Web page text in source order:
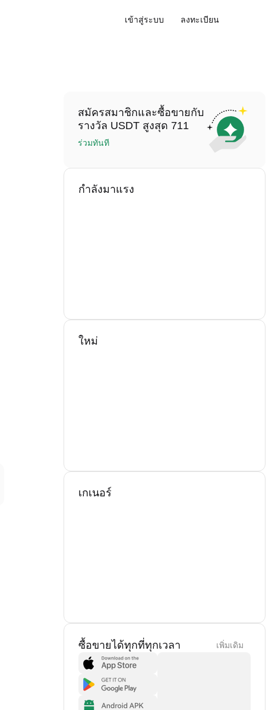
เข้าสู่ระบบ ลงทะเบียน
สมัครสมาชิกและซื้อขายกับ
รางวัล USDT สูงสุด 711
ร่วมทันที
กำลังมาแรง
ใหม่
เกเนอร์
ซื้อขายได้ทุกที่ทุกเวลา เพิ่มเดิม